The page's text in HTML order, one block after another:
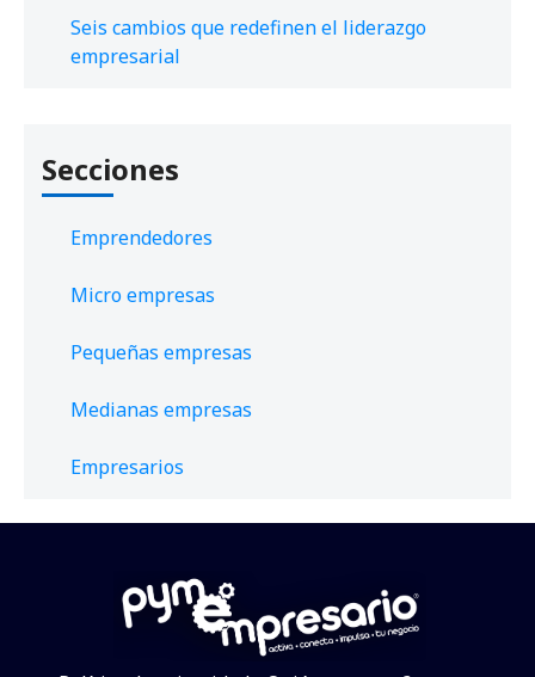
Seis cambios que redefinen el liderazgo
empresarial
Secciones
Emprendedores
Micro empresas
Pequeñas empresas
Medianas empresas
Empresarios